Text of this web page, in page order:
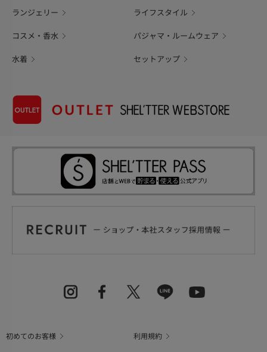
ランジェリー ライフスタイル
コスメ・香水 パジャマ・ルームウェア
水着 セットアップ
初めてのお客様 利用規約